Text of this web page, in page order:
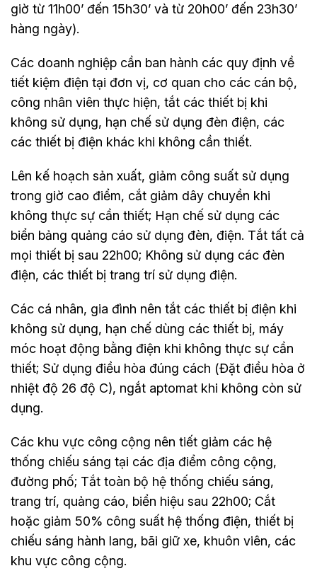
giờ từ 11h00’ đến 15h30’ và từ 20h00’ đến 23h30’
hàng ngày).
Các doanh nghiệp cần ban hành các quy định về
tiết kiệm điện tại đơn vị, cơ quan cho các cán bộ,
công nhân viên thực hiện, tắt các thiết bị khi
không sử dụng, hạn chế sử dụng đèn điện, các
các thiết bị điện khác khi không cần thiết.
Lên kế hoạch sản xuất, giảm công suất sử dụng
trong giờ cao điểm, cắt giảm dây chuyền khi
không thực sự cần thiết; Hạn chế sử dụng các
biển bảng quảng cáo sử dụng đèn, điện. Tắt tất cả
mọi thiết bị sau 22h00; Không sử dụng các đèn
điện, các thiết bị trang trí sử dụng điện.
Các cá nhân, gia đình nên tắt các thiết bị điện khi
không sử dụng, hạn chế dùng các thiết bị, máy
móc hoạt động bằng điện khi không thực sự cần
thiết; Sử dụng điều hòa đúng cách (Đặt điều hòa ở
nhiệt độ 26 độ C), ngắt aptomat khi không còn sử
dụng.
Các khu vực công cộng nên tiết giảm các hệ
thống chiếu sáng tại các địa điểm công cộng,
đường phố; Tắt toàn bộ hệ thống chiếu sáng,
trang trí, quảng cáo, biển hiệu sau 22h00; Cắt
hoặc giảm 50% công suất hệ thống điện, thiết bị
chiếu sáng hành lang, bãi giữ xe, khuôn viên, các
khu vực công cộng.